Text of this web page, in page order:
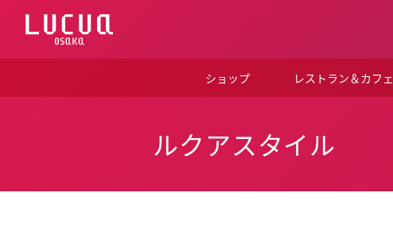
ス
ショップ レストラン＆カフェ
ルクアスタイル